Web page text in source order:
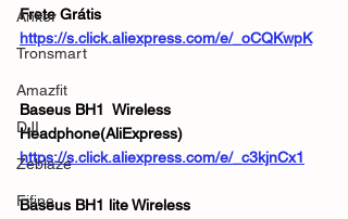
Anker
Tronsmart
Amazfit
DJI
Zeblaze
Fifine
Frete Grátis
https://s.click.aliexpress.com/e/_oCQKwpK
Baseus BH1  Wireless
Headphone(AliExpress)
https://s.click.aliexpress.com/e/_c3kjnCx1
Baseus BH1 lite Wireless